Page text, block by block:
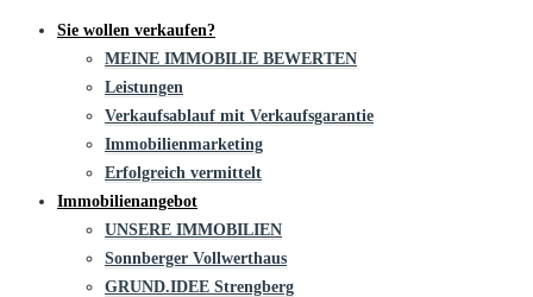
Sie wollen verkaufen?
MEINE IMMOBILIE BEWERTEN
Leistungen
Verkaufsablauf mit Verkaufsgarantie
Immobilienmarketing
Erfolgreich vermittelt
Immobilienangebot
UNSERE IMMOBILIEN
Sonnberger Vollwerthaus
GRUND.IDEE Strengberg